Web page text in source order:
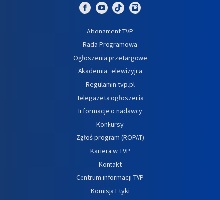
Abonament TVP
Rada Programowa
Ogłoszenia przetargowe
Akademia Telewizyjna
Regulamin tvp.pl
Telegazeta ogłoszenia
Informacje o nadawcy
Konkursy
Zgłoś program (ROPAT)
Kariera w TVP
Kontakt
Centrum informacji TVP
Komisja Etyki